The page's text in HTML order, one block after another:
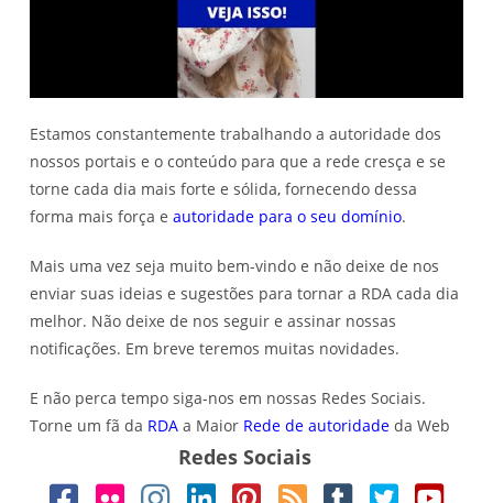
Estamos constantemente trabalhando a autoridade dos
nossos portais e o conteúdo para que a rede cresça e se
torne cada dia mais forte e sólida, fornecendo dessa
forma mais força eautoridade para o seu domínio.
Mais uma vez seja muito bem-vindo e não deixe de nos
enviar suas ideias e sugestões para tornar a RDA cada dia
melhor. Não deixe de nos seguir e assinar nossas
notificações. Em breve teremos muitas novidades.
E não perca tempo siga-nos em nossas Redes Sociais.
Torne um fã da RDA a Maior Rede de autoridade da Web
Redes Sociais